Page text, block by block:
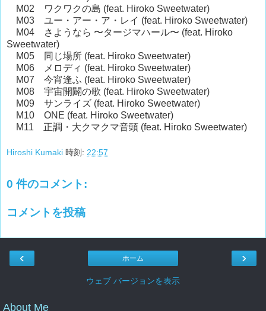
M02 ワクワクの島 (feat. Hiroko Sweetwater)
M03 ユー・アー・ア・レイ (feat. Hiroko Sweetwater)
M04 さようなら 〜タージマハール〜 (feat. Hiroko
Sweetwater)
M05 同じ場所 (feat. Hiroko Sweetwater)
M06 メロディ (feat. Hiroko Sweetwater)
M07 今宵逢ふ (feat. Hiroko Sweetwater)
M08 宇宙開闢の歌 (feat. Hiroko Sweetwater)
M09 サンライズ (feat. Hiroko Sweetwater)
M10 ONE (feat. Hiroko Sweetwater)
M11 正調・大クマクマ音頭 (feat. Hiroko Sweetwater)
Hiroshi Kumaki 時刻: 22:57
0 件のコメント:
コメントを投稿
‹ ›
ホーム
ウェブ バージョンを表示
About Me